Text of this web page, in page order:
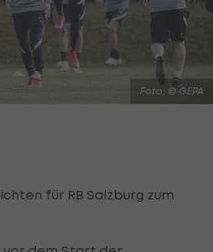
Foto: © GEPA
für RB Salzburg zum